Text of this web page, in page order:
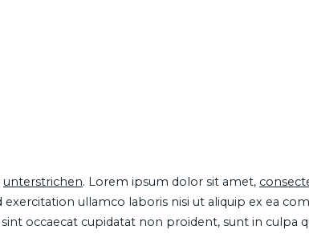
unterstrichen. Lorem ipsum dolor sit amet,
ullamco laboris nisi ut aliquip ex ea
occaecat cupidatat non proident, sunt in